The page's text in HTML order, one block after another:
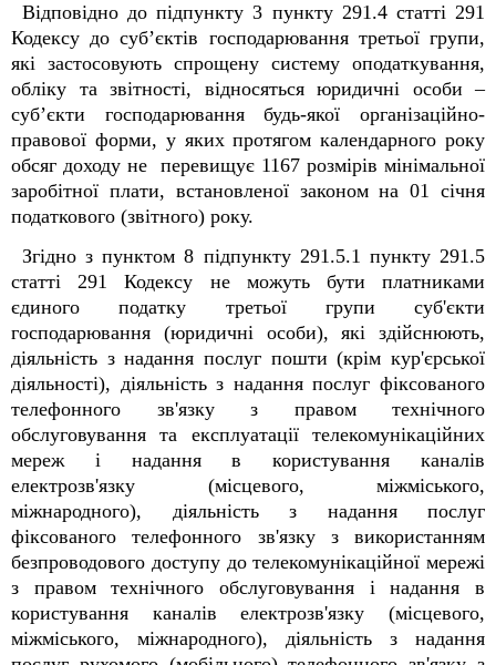
Відповідно до підпункту 3 пункту 291.4 статті 291
Кодексу до суб’єктів господарювання третьої групи,
які застосовують спрощену систему оподаткування,
обліку та звітності, відносяться юридичні особи –
суб’єкти господарювання будь-якої організаційно-
правової форми, у яких протягом календарного року
обсяг доходу не перевищує 1167 розмірів мінімальної
заробітної плати, встановленої законом на 01 січня
податкового (звітного) року.
Згідно з пунктом 8 підпункту 291.5.1 пункту 291.5
статті 291 Кодексу не можуть бути платниками
єдиного податку третьої групи суб'єкти
господарювання (юридичні особи), які здійснюють,
діяльність з надання послуг пошти (крім кур'єрської
діяльності), діяльність з надання послуг фіксованого
телефонного зв'язку з правом технічного
обслуговування та експлуатації телекомунікаційних
мереж і надання в користування каналів
електрозв'язку (місцевого, міжміського,
міжнародного), діяльність з надання послуг
фіксованого телефонного зв'язку з використанням
безпроводового доступу до телекомунікаційної мережі
з правом технічного обслуговування і надання в
користування каналів електрозв'язку (місцевого,
міжміського, міжнародного), діяльність з надання